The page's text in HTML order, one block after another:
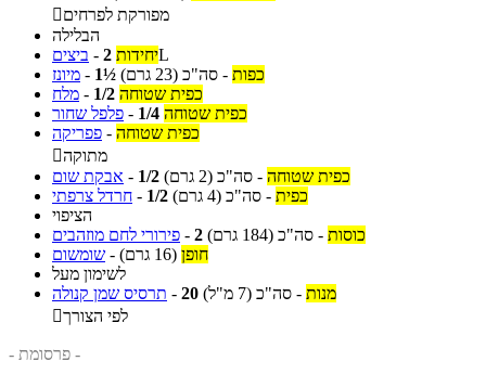
מפורקת לפרחים
הבלילה
ביצים - 2 יחידותL
מיונז - 1½ כפות - סה"כ (23 גרם)
מלח - 1/2 כפית שטוחה
פלפל שחור - 1/4 כפית שטוחה
פפריקה - כפית שטוחה
מתוקה
אבקת שום - 1/2 כפית שטוחה - סה"כ (2 גרם)
חרדל צרפתי - 1/2 כפית - סה"כ (4 גרם)
הציפוי
פירורי לחם מוזהבים - 2 כוסות - סה"כ (184 גרם)
שומשום - חופן (16 גרם)
לשימון מעל
תרסיס שמן קנולה - 20 מנות - סה"כ (7 מ"ל)
לפי הצורך
- פרסומת -